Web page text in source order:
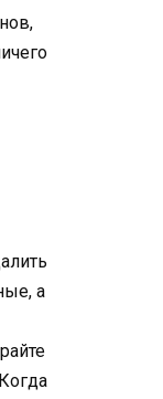
а